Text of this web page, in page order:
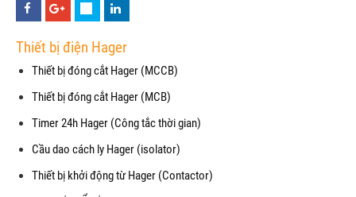
Thiết bị điện Hager
Thiết bị đóng cắt Hager (MCCB)
Thiết bị đóng cắt Hager (MCB)
Timer 24h Hager (Công tắc thời gian)
Cầu dao cách ly Hager (isolator)
Thiết bị khởi động từ Hager (Contactor)